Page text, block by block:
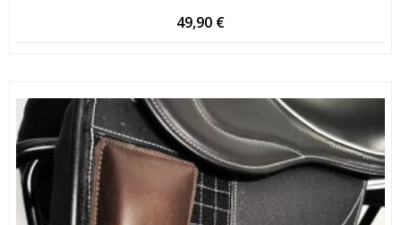
49,90 €